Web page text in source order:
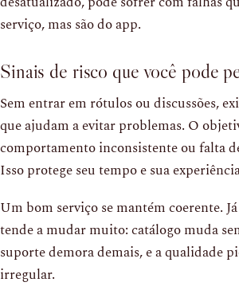
serviço, mas são do app.
Sinais de risco que você pode
Sem entrar em rótulos ou discussões,
que ajudam a evitar problemas. O
comportamento inconsistente ou falta
Isso protege seu tempo e sua
Um bom serviço se mantém coerente.
tende a mudar muito: catálogo muda
suporte demora demais, e a qualidade
irregular.